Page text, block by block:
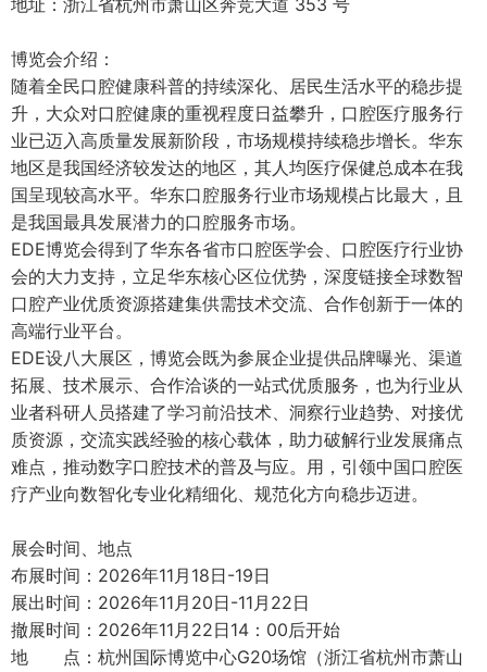
地址：浙江省杭州市萧山区奔竞大道 353 号
博览会介绍：
随着全民口腔健康科普的持续深化、居民生活水平的稳步提
升，大众对口腔健康的重视程度日益攀升，口腔医疗服务行
业已迈入高质量发展新阶段，市场规模持续稳步增长。华东
地区是我国经济较发达的地区，其人均医疗保健总成本在我
国呈现较高水平。华东口腔服务行业市场规模占比最大，且
是我国最具发展潜力的口腔服务市场。
EDE博览会得到了华东各省市口腔医学会、口腔医疗行业协
会的大力支持，立足华东核心区位优势，深度链接全球数智
口腔产业优质资源搭建集供需技术交流、合作创新于一体的
高端行业平台。
EDE设八大展区，博览会既为参展企业提供品牌曝光、渠道
拓展、技术展示、合作洽谈的一站式优质服务，也为行业从
业者科研人员搭建了学习前沿技术、洞察行业趋势、对接优
质资源，交流实践经验的核心载体，助力破解行业发展痛点
难点，推动数字口腔技术的普及与应。用，引领中国口腔医
疗产业向数智化专业化精细化、规范化方向稳步迈进。
展会时间、地点
布展时间：2026年11月18日-19日
展出时间：2026年11月20日-11月22日
撤展时间：2026年11月22日14：00后开始
地 点：杭州国际博览中心G20场馆（浙江省杭州市萧山